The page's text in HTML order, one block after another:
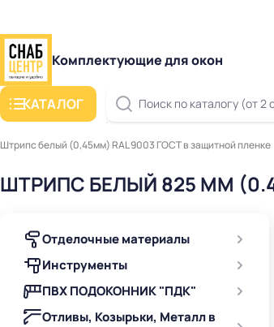
Комплектующие для окон
КАТАЛОГ Поиск по каталогу (от 2
Штрипс белый (0,45мм) RAL 9003 ГОСТ в защитной пленке
ШТРИПС БЕЛЫЙ 825 ММ
Отделочные материалы
Инструменты
ПВХ ПОДОКОННИК "ПДК"
Отливы, Козырьки, Металл в